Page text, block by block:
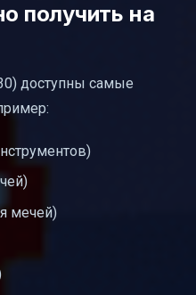
получить на
доступны самые
мечей)